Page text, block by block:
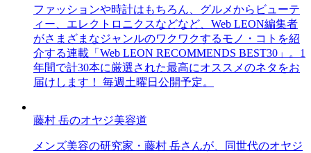
ファッションや時計はもちろん、グルメからビューテ
ィー、エレクトロニクスなどなど、Web LEON編集者
がさまざまなジャンルのワクワクするモノ・コトを紹
介する連載「Web LEON RECOMMENDS BEST30」。1
年間で計30本に厳選された最高にオススメのネタをお
届けします！ 毎週土曜日公開予定。
藤村 岳のオヤジ美容道
メンズ美容の研究家・藤村 岳さんが、同世代のオヤジ